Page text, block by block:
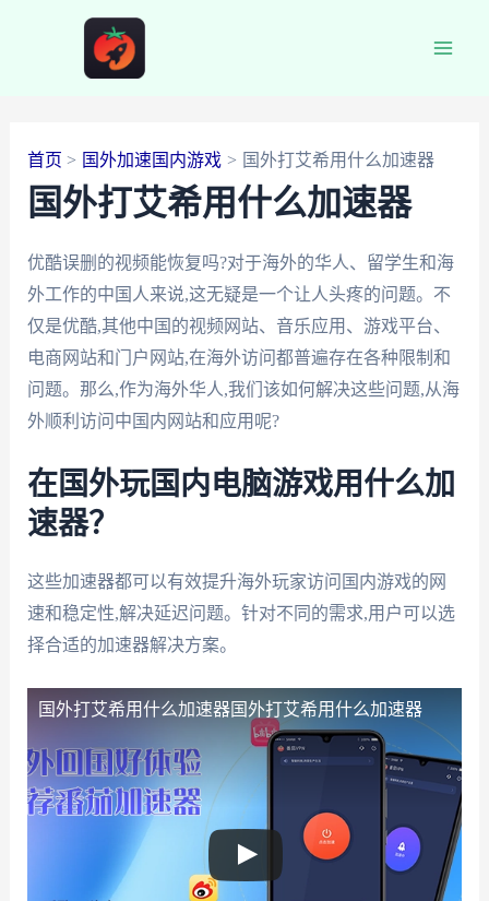
首页 国外加速国内游戏 国外打艾希用什么加速器
国外打艾希用什么加速器
优酷误删的视频能恢复吗?对于海外的华人、留学生和海
外工作的中国人来说,这无疑是一个让人头疼的问题。不
仅是优酷,其他中国的视频网站、音乐应用、游戏平台、
电商网站和门户网站,在海外访问都普遍存在各种限制和
问题。那么,作为海外华人,我们该如何解决这些问题,从海
外顺利访问中国内网站和应用呢?
在国外玩国内电脑游戏用什么加
速器？
这些加速器都可以有效提升海外玩家访问国内游戏的网
速和稳定性,解决延迟问题。针对不同的需求,用户可以选
择合适的加速器解决方案。
国外打艾希用什么加速器国外打艾希用什么加速器